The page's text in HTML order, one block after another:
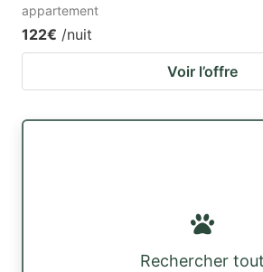
appartement
122€ /nuit
Voir l’offre
Rechercher tout